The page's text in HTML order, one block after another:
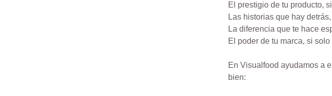
El prestigio de tu producto,
Las historias que hay
La diferencia que te hace
El poder de tu marca, si
En Visualfood ayudamos a
bien: